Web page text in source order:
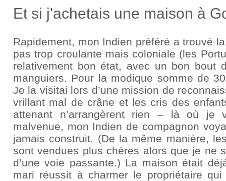
Et si j'achetais une maison à
Rapidement, mon Indien préféré a trouvé
pas trop croulante mais coloniale (les
relativement bon état, avec un bon bout
manguiers. Pour la modique somme de
Je la visitai lors d’une mission de
vrillant mal de crâne et les cris des
attenant n’arrangèrent rien – là où je
malvenue, mon Indien de compagnon
jamais construit. (De la même manière,
sont vendues plus chères alors que je ne
d’une voie passante.) La maison était
mari réussit à charmer le propriétaire